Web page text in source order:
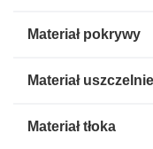
Materiał pokrywy
Materiał
Materiał tłoka